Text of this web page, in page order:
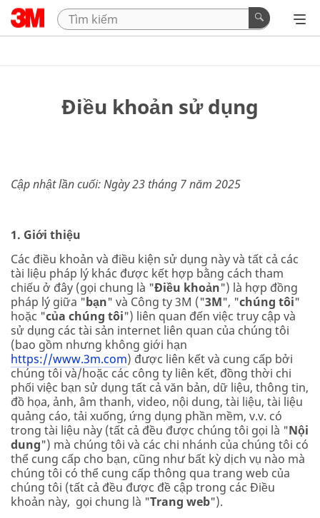
Điều khoản sử dụng
Cập nhật lần cuối: Ngày 23 tháng 7 năm 2025
1. Giới thiệu
Các điều khoản và điều kiện sử dụng này và tất cả các
tài liệu pháp lý khác được kết hợp bằng cách tham
chiếu ở đây (gọi chung là "Điều khoản") là hợp đồng
pháp lý giữa "bạn" và Công ty 3M ("3M", "chúng tôi"
hoặc "của chúng tôi") liên quan đến việc truy cập và
sử dụng các tài sản internet liên quan của chúng tôi
(bao gồm nhưng không giới hạn
https://www.3m.com) được liên kết và cung cấp bởi
chúng tôi và/hoặc các công ty liên kết, đồng thời chi
phối việc bạn sử dụng tất cả văn bản, dữ liệu, thông tin,
đồ họa, ảnh, âm thanh, video, nội dung, tài liệu, tài liệu
quảng cáo, tải xuống, ứng dụng phần mềm, v.v. có
trong tài liệu này (tất cả đều được chúng tôi gọi là "Nội
dung") mà chúng tôi và các chi nhánh của chúng tôi có
thể cung cấp cho bạn, cũng như bất kỳ dịch vụ nào mà
chúng tôi có thể cung cấp thông qua trang web của
chúng tôi (tất cả đều được đề cập trong các Điều
khoản này, gọi chung là "Trang web").